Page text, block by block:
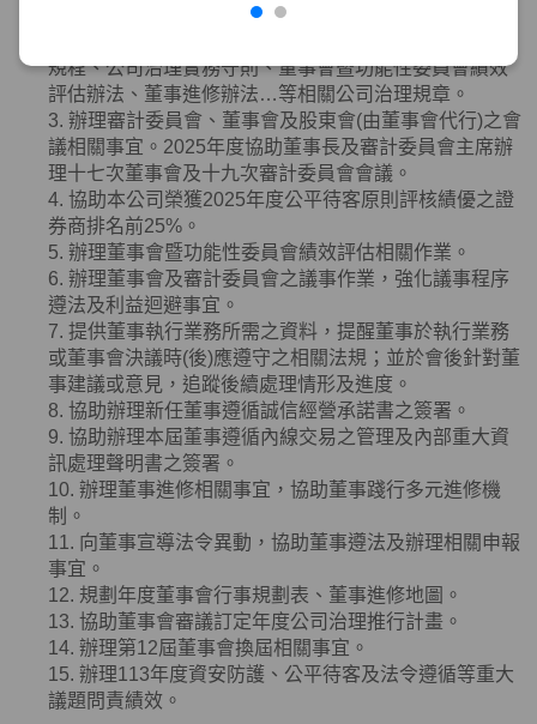
2. 督導辦理董事會相關重要規範適時研修調整，包括修
規程、公司治理實務守則、董事會暨功能性委員會績效
評估辦法、董事進修辦法…等相關公司治理規章。
3. 辦理審計委員會、董事會及股東會(由董事會代行)之會
議相關事宜。 2025年度協助董事長及審計委員會主席辦
理十七次董事會及十九次審計委員會會議。
4. 協助本公司榮獲2025年度公平待客原則評核績優之證
券商排名前25% 。
5. 辦理董事會暨功能性委員會績效評估相關作業。
6. 辦理董事會及審計委員會之議事作業，強化議事程序
遵法及利益迴避事宜。
7. 提供董事執行業務所需之資料，提醒董事於執行業務
或董事會決議時(後)應遵守之相關法規；並於會後針對董
事建議或意見，追蹤後續處理情形及進度。
8. 協助辦理新任董事遵循誠信經營承諾書之簽署。
9. 協助辦理本屆董事遵循內線交易之管理及內部重大資
訊處理聲明書之簽署。
10. 辦理董事進修相關事宜，協助董事踐行多元進修機
制。
11. 向董事宣導法令異動，協助董事遵法及辦理相關申報
事宜。
12. 規劃年度董事會行事規劃表、董事進修地圖。
13. 協助董事會審議訂定年度公司治理推行計畫。
14. 辦理第12屆董事會換屆相關事宜。
15. 辦理113年度資安防護、公平待客及法令遵循等重大
議題問責績效。